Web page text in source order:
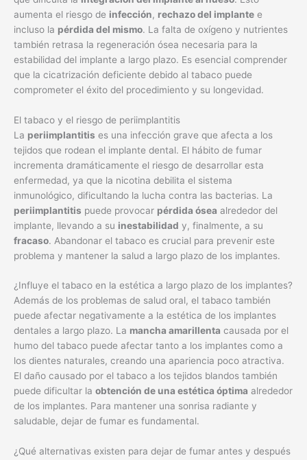
aumenta el riesgo de infección, rechazo del implante e
incluso la pérdida del mismo. La falta de oxígeno y nutrientes
también retrasa la regeneración ósea necesaria para la
estabilidad del implante a largo plazo. Es esencial comprender
que la cicatrización deficiente debido al tabaco puede
comprometer el éxito del procedimiento y su longevidad.
El tabaco y el riesgo de periimplantitis
La periimplantitis es una infección grave que afecta a los
tejidos que rodean el implante dental. El hábito de fumar
incrementa dramáticamente el riesgo de desarrollar esta
enfermedad, ya que la nicotina debilita el sistema
inmunológico, dificultando la lucha contra las bacterias. La
periimplantitis puede provocar pérdida ósea alrededor del
implante, llevando a su inestabilidad y, finalmente, a su
fracaso. Abandonar el tabaco es crucial para prevenir este
problema y mantener la salud a largo plazo de los implantes.
¿Influye el tabaco en la estética a largo plazo de los implantes?
Además de los problemas de salud oral, el tabaco también
puede afectar negativamente a la estética de los implantes
dentales a largo plazo. La mancha amarillenta causada por el
humo del tabaco puede afectar tanto a los implantes como a
los dientes naturales, creando una apariencia poco atractiva.
El daño causado por el tabaco a los tejidos blandos también
puede dificultar la obtención de una estética óptima alrededor
de los implantes. Para mantener una sonrisa radiante y
saludable, dejar de fumar es fundamental.
¿Qué alternativas existen para dejar de fumar antes y después